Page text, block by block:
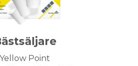
Yellow Point